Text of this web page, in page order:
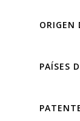
ORIGEN
PAÍSES